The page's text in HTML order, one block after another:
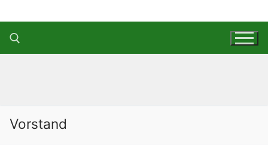
Inhalt
springen
Vorstand